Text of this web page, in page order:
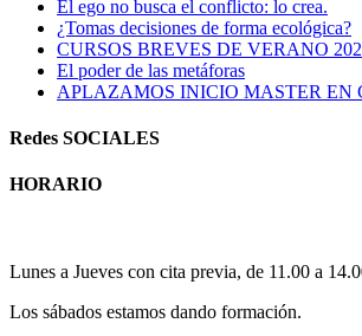
El ego no busca el conflicto: lo crea.
¿Tomas decisiones de forma ecológica?
CURSOS BREVES DE VERANO
El poder de las metáforas
APLAZAMOS INICIO MASTER EN
Redes SOCIALES
HORARIO
Lunes a Jueves con cita previa, de 11.00 a
Los sábados estamos dando formación.